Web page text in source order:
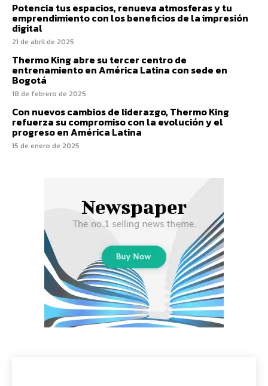
Potencia tus espacios, renueva atmosferas y tu
emprendimiento con los beneficios de la impresión
digital
21 de abril de 2025
Thermo King abre su tercer centro de
entrenamiento en América Latina con sede en
Bogotá
18 de febrero de 2025
Con nuevos cambios de liderazgo, Thermo King
refuerza su compromiso con la evolución y el
progreso en América Latina
15 de enero de 2025